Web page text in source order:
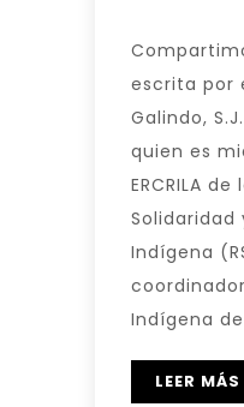
escrita por
Galindo,
quien es
ERCRILA de
Solidaridad
Indígena
Indígena
LEER MÁS